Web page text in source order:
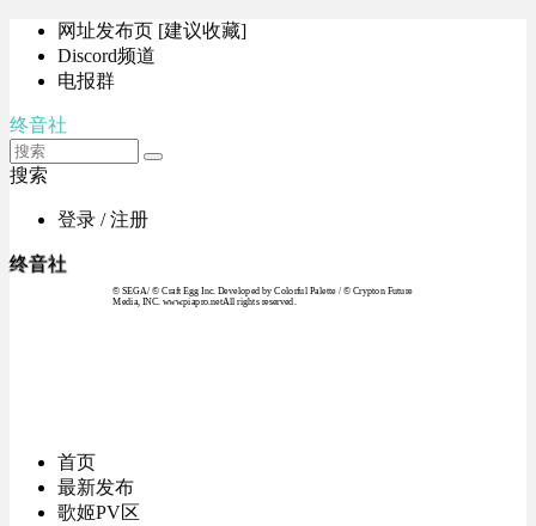
网址发布页 [建议收藏]
Discord频道
电报群
终音社
搜索
登录 / 注册
终音社
© SEGA / © Craft Egg Inc. Developed by Colorful Palette / © Crypton Future
Media, INC. www.piapro.netAll rights reserved.
首页
最新发布
歌姬PV区